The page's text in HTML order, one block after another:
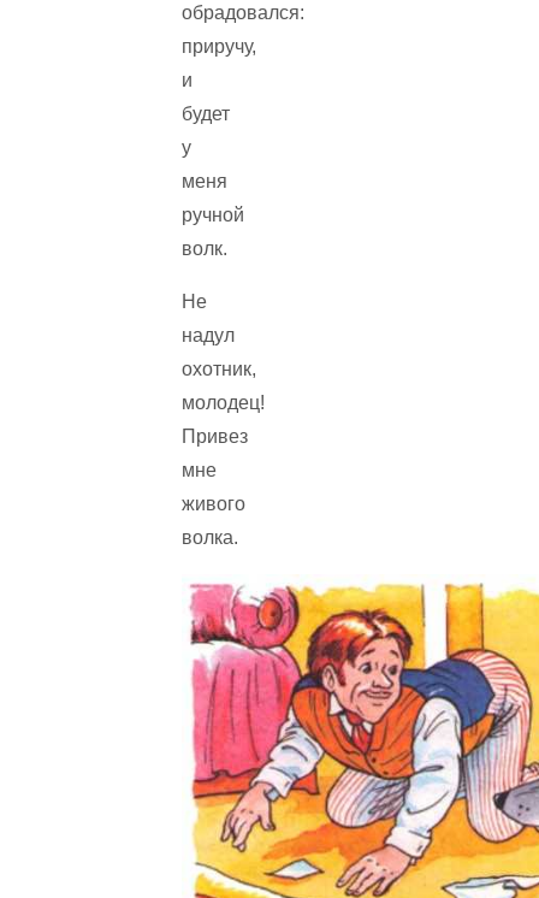
обрадовался:
приручу,
и
будет
у
меня
ручной
волк.
Не
надул
охотник,
молодец!
Привез
мне
живого
волка.